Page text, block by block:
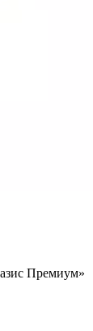
Премиум»